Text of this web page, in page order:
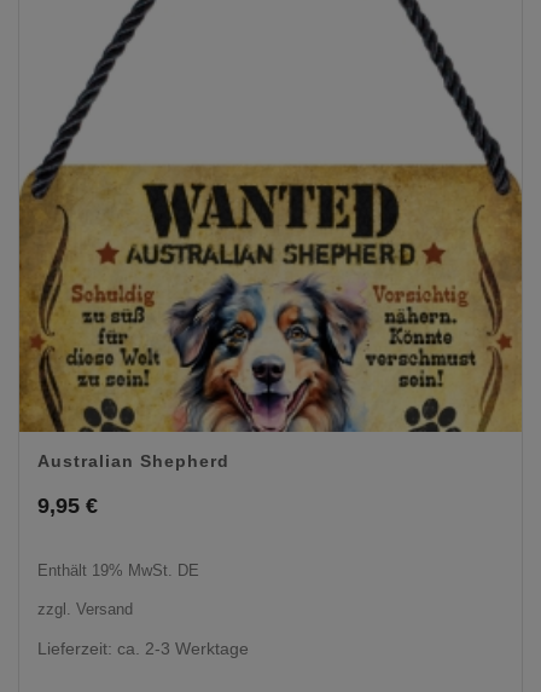
Australian Shepherd
9,95 €
Enthält 19% MwSt. DE
zzgl. Versand
Lieferzeit: ca. 2-3 Werktage